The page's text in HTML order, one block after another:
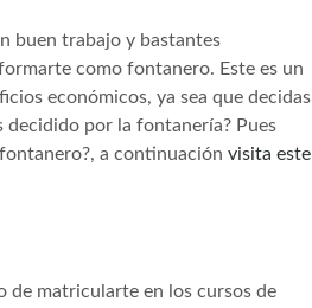
buen trabajo y bastantes
como fontanero. Este es un
económicos, ya sea que decidas
decidido por la fontanería? Pues
a continuación visita este
de matricularte en los cursos de